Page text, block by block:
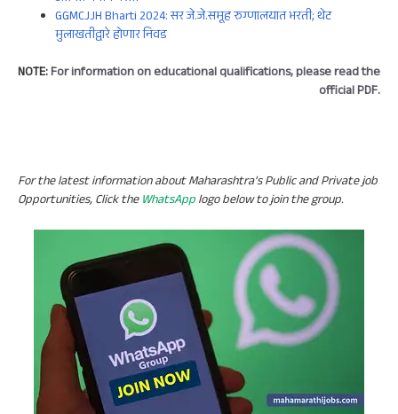
GGMCJJH Bharti 2024: सर जे.जे.समूह रुग्णालयात भरती; थेट
मुलाखतीद्वारे होणार निवड
NOTE:For information on educational qualifications, please read the
official PDF.
For the latest information about Maharashtra’s Public and Private job
Opportunities, Click theWhatsApplogo below to join the group.